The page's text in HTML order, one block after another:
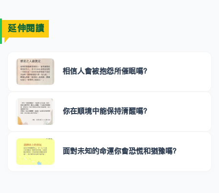
延伸閱讀
相信人會被抱怨所催眠嗎？
你在順境中能保持清醒嗎？
面對未知的命運你會恐慌和猶豫嗎？